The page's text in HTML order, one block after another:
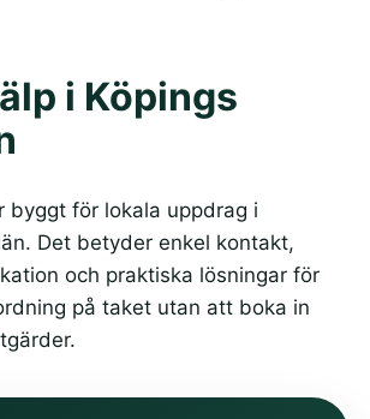
i Köpings
byggt för lokala uppdrag i
Det betyder enkel kontakt,
och praktiska lösningar för
på taket utan att boka in